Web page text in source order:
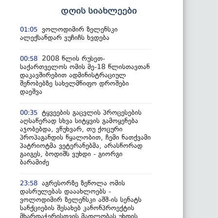
დღის სიახლეები
01:05 ვოლოდიმირ ზელენსკი
ალექსანდარ ვუჩიჩს ხვდება
00:58
2008 წლის რუსეთ-
საქართველოს ომის მე-18 წლისთავთან
დაკავშირებით ადმინისტრაციულ
შენობებზე სახელმწიფო დროშები
დაეშვა
00:35 ტყვეების გაცვლის პროცესების
აღსაწერად სხვა სიტყვის გამოყენება
აჯობებდა, ვწუხვარ, თუ ქოცური
პროპაგანდის წყალობით, ჩემი ნათქვამი
პატრიოტმა ვეტერანებმა, არასწორად
გაიგეს, ბოდიშს ვუხდი - გიორგი
ბარამიძე
23:58 აგრესორზე ზეწოლა ომის
დასრულებას დააახლოებს -
ვოლოდიმირ ზელენსკი აშშ-ის სენატს
სანქციების შესახებ კანონპროექტის
მხარდაჭერისთვის მადლობას უხდის